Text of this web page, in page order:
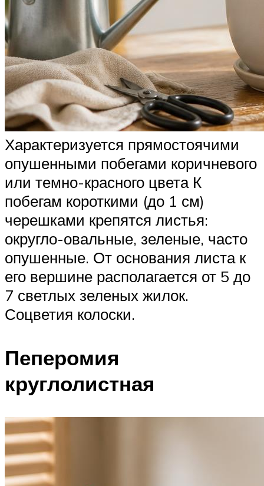
Характеризуется прямостоячими
опушенными побегами коричневого
или темно-красного цвета К
побегам короткими (до 1 см)
черешками крепятся листья:
округло-овальные, зеленые, часто
опушенные. От основания листа к
его вершине располагается от 5 до
7 светлых зеленых жилок.
Соцветия колоски.
Пеперомия
круглолистная